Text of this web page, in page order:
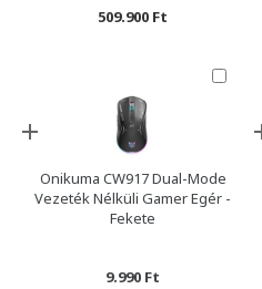
509.900 Ft
Onikuma CW917 Dual-Mode
Vezeték Nélküli Gamer Egér -
Fekete
9.990 Ft